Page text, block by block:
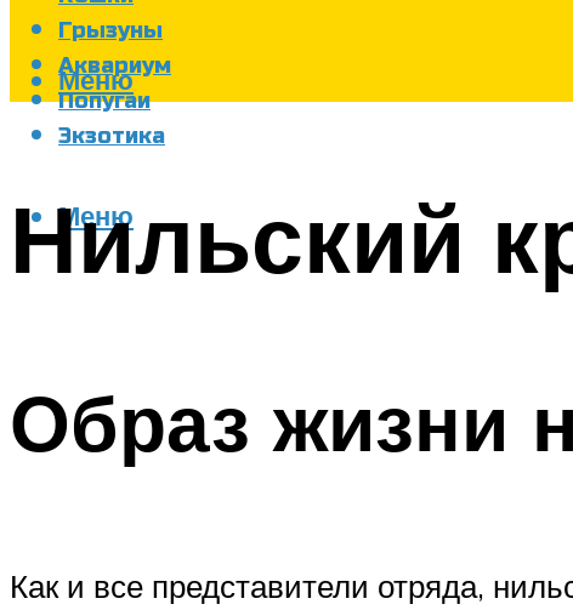
Грызуны
Аквариум
Попугаи
Экзотика
Меню
Меню
Нильский
Образ жизни
Как и все представители отряда,